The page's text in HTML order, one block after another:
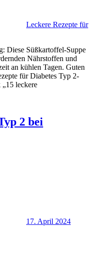
Leckere Rezepte für
Diese Süßkartoffel-Suppe
Nährstoffen und
an kühlen Tagen. Guten
für Diabetes Typ 2-
leckere
2 bei
17. April 2024